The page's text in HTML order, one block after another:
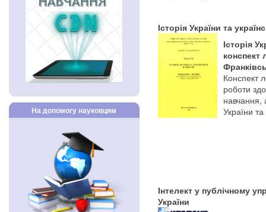
На допомогу науковцям
Історія України та
Історія
конспект
Конспект
роботи
навчання,
України та
Інтелект у публічному
України